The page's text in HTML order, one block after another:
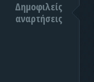
Δημοφιλείς
αναρτήσεις